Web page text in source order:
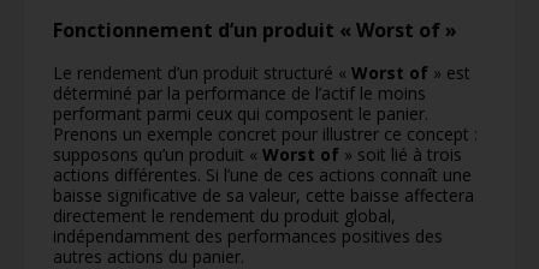
Fonctionnement d’un produit « Worst of »
Le rendement d’un produit structuré « Worst of » est
déterminé par la performance de l’actif le moins
performant parmi ceux qui composent le panier.
Prenons un exemple concret pour illustrer ce concept :
supposons qu’un produit « Worst of » soit lié à trois
actions différentes. Si l’une de ces actions connaît une
baisse significative de sa valeur, cette baisse affectera
directement le rendement du produit global,
indépendamment des performances positives des
autres actions du panier.